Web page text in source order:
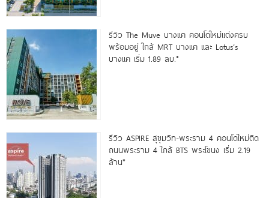
รีวิว The Muve บางแค คอนโดใหม่แต่งครบ
พร้อมอยู่ ใกล้ MRT บางแค และ Lotus’s
บางแค เริ่ม 1.89 ลบ.*
รีวิว ASPIRE สุขุมวิท-พระราม 4 คอนโดใหม่ติด
ถนนพระราม 4 ใกล้ BTS พระโขนง เริ่ม 2.19
ล้าน*